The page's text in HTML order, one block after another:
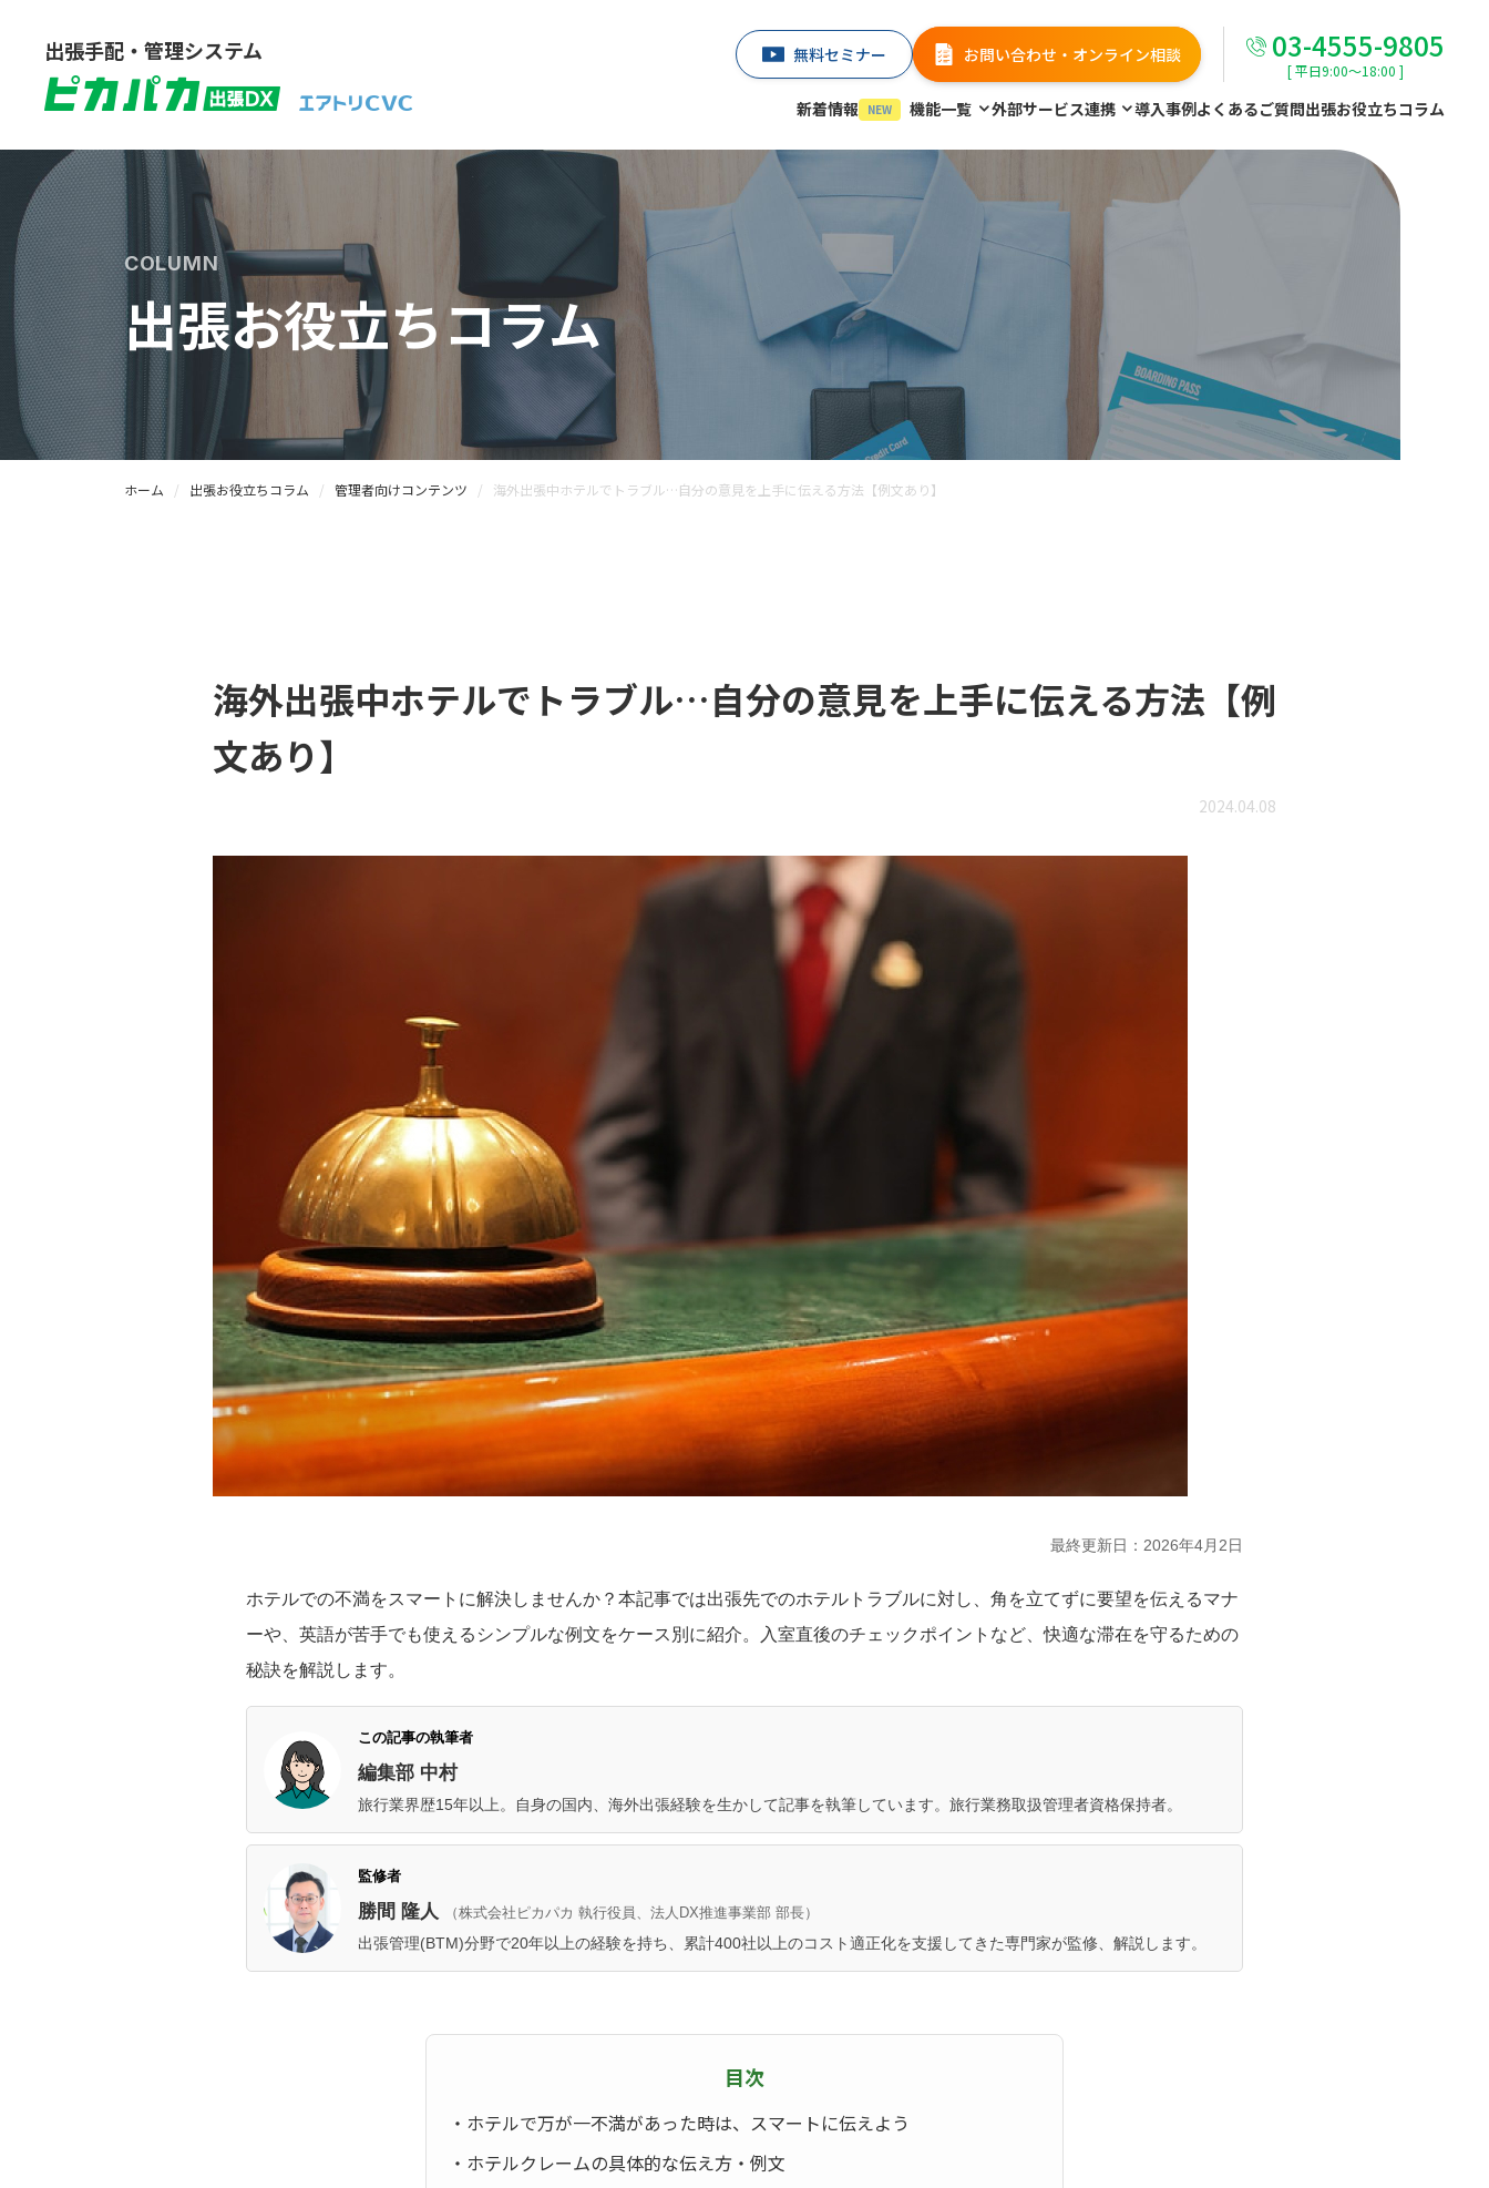
出張手配・管理システム 無料セミナー お問い合わせ・オンライン相談 03-4555-9805
[ 平日9:00～18:00 ]
新着情報 NEW 機能一覧 外部サービス連携 導入事例よくあるご質問出張お役立ちコラム
COLUMN
出張お役立ちコラム
ホーム 出張お役立ちコラム 管理者向けコンテンツ 海外出張中ホテルでトラブル…自分の意見を上手に伝える方法【例文あり】
海外出張中ホテルでトラブル…自分の意見を上手に伝える方法【例
文あり】
2024.04.08
最終更新日： 2026年4月2日
ホテルでの不満をスマートに解決しませんか？本記事では出張先でのホテルトラブルに対し、角を立てずに要望を伝えるマナ
ーや、英語が苦手でも使えるシンプルな例文をケース別に紹介。入室直後のチェックポイントなど、快適な滞在を守るための
秘訣を解説します。
この記事の執筆者
編集部 中村
旅行業界歴15年以上。自身の国内、海外出張経験を生かして記事を執筆しています。旅行業務取扱管理者資格保持者。
監修者
勝間 隆人
（株式会社ピカパカ 執行役員、法人DX推進事業部 部長）
出張管理(BTM)分野で20年以上の経験を持ち、累計400社以上のコスト適正化を支援してきた専門家が監修、解説します。
目次
・ホテルで万が一不満があった時は、スマートに伝えよう
・ホテルクレームの具体的な伝え方・例文